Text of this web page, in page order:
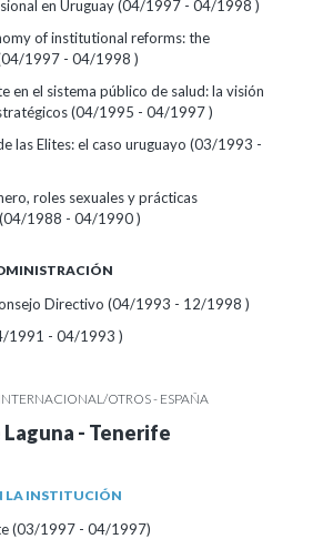
en Uruguay (04/1997 - 04/1998 )
of institutional reforms: the
1997 - 04/1998 )
en el sistema público de salud: la visión
(04/1995 - 04/1997 )
las Elites: el caso uruguayo (03/1993 -
roles sexuales y prácticas
1988 - 04/1990 )
Directivo (04/1993 - 12/1998 )
1991 - 04/1993 )
OTROS - ESPAÑA
- Tenerife
LA INSTITUCIÓN
(03/1997 - 04/1997)